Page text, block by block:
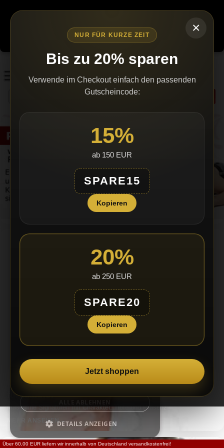
Es gibt keine Nachlieferungen.Bestellen Sie jetzt – nur
solange Vorrat reicht!
FOR HIM
für Männer
Maskuline Signaturen mit Charakter, Tiefe und Präsenz.
MEHR ANSEHEN
Über 60,00 EUR liefern wir innerhalb von Deutschland versandkostenfrei!
×
NUR FÜR KURZE ZEIT
Bis zu 20% sparen
Verwende im Checkout einfach den passenden
Gutscheincode:
15%
ab 150 EUR
SPARE15
Kopieren
20%
ab 250 EUR
SPARE20
Kopieren
Jetzt shoppen
GERMAN
×
Diese Webseite verwendet
Wir verwenden Cookies, um die
Benutzerfreundlichkeit unserer Website zu
unserer Webseite stimmen Sie der
Verwendung von Cookies gemäß unserer
Weitere Informationen
UNBEDINGT ERFORDERLICH
PERFORMANCE
ALLE AKZEPTIEREN
DETAILS ANZEIGEN